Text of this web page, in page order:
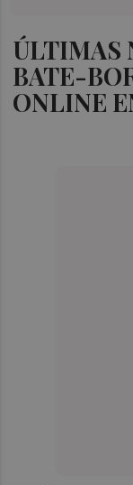
ÚLTIMAS
BATE-
ONLINE